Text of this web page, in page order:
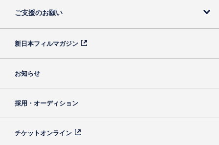
ご支援のお願い
新日本フィルマガジン
お知らせ
採用・オーディション
チケットオンライン